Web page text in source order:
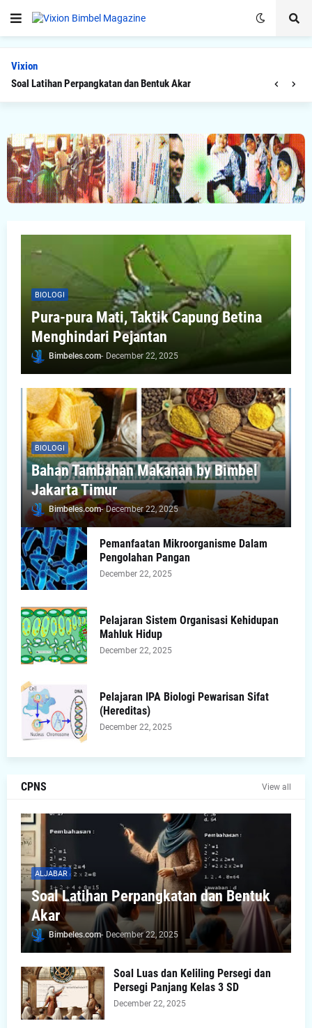
Vixion
Soal Latihan Perpangkatan dan Bentuk Akar
BIOLOGI
Pura-pura Mati, Taktik Capung Betina
Menghindari Pejantan
Bimbeles.com- December 22, 2025
BIOLOGI
Bahan Tambahan Makanan by Bimbel
Jakarta Timur
Bimbeles.com- December 22, 2025
Pemanfaatan Mikroorganisme Dalam
Pengolahan Pangan
December 22, 2025
Pelajaran Sistem Organisasi Kehidupan
Mahluk Hidup
December 22, 2025
Pelajaran IPA Biologi Pewarisan Sifat
(Hereditas)
December 22, 2025
CPNS View all
ALJABAR
Soal Latihan Perpangkatan dan Bentuk
Akar
Bimbeles.com- December 22, 2025
Soal Luas dan Keliling Persegi dan
Persegi Panjang Kelas 3 SD
December 22, 2025